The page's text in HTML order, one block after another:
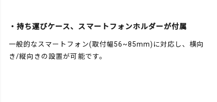
・持ち運びケース、スマートフォンホルダーが付属
一般的なスマートフォン(取付幅56~85mm)に対応し、横向
き/縦向きの設置が可能です。